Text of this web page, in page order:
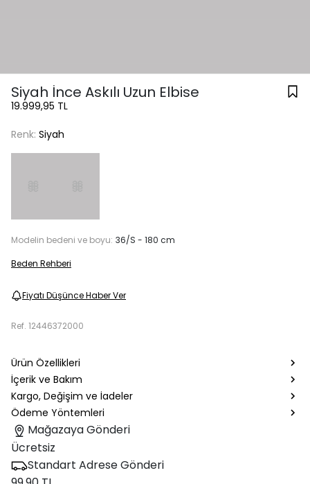
Siyah İnce Askılı Uzun Elbise
19.999,95 TL
Renk: Siyah
Modelin bedeni ve boyu: 36/S - 180 cm
Beden Rehberi
Fiyatı Düşünce Haber Ver
Ref. 12446372000
Ürün Özellikleri
İçerik ve Bakım
Kargo, Değişim ve İadeler
Ödeme Yöntemleri
Mağazaya Gönderi
Ücretsiz
Standart Adrese Gönderi